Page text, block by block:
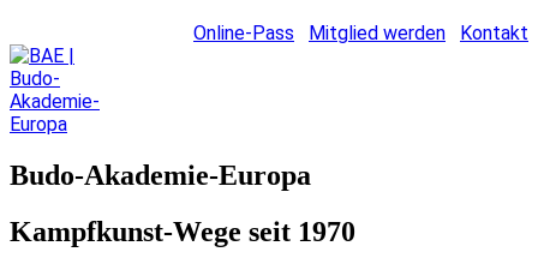
Online-Pass Mitglied werden Kontakt
Budo-Akademie-Europa
Kampfkunst-Wege seit 1970